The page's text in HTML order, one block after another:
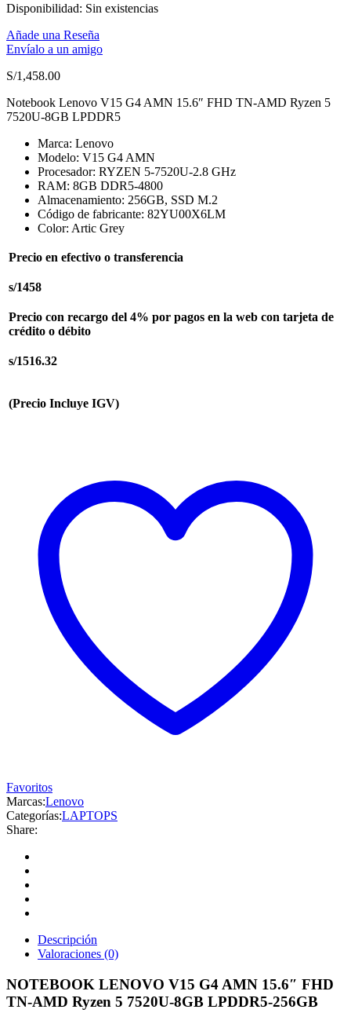
Disponibilidad: Sin existencias
Añade una Reseña
Envíalo a un amigo
S/1,458.00
Notebook Lenovo V15 G4 AMN 15.6″ FHD TN-AMD Ryzen 5
7520U-8GB LPDDR5
Marca: Lenovo
Modelo: V15 G4 AMN
Procesador: RYZEN 5-7520U-2.8 GHz
RAM: 8GB DDR5-4800
Almacenamiento: 256GB, SSD M.2
Código de fabricante: 82YU00X6LM
Color: Artic Grey
Precio en efectivo o transferencia
s/1458
Precio con recargo del 4% por pagos en la web con tarjeta de
crédito o débito
s/1516.32
(Precio Incluye IGV)
Favoritos
Marcas:Lenovo
Categorías:LAPTOPS
Share:
Descripción
Valoraciones (0)
NOTEBOOK LENOVO V15 G4 AMN 15.6″ FHD
TN-AMD Ryzen 5 7520U-8GB LPDDR5-256GB